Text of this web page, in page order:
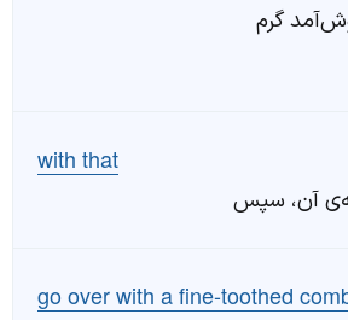
گرم
with that
آن، سپس
go over with a fine-toothed